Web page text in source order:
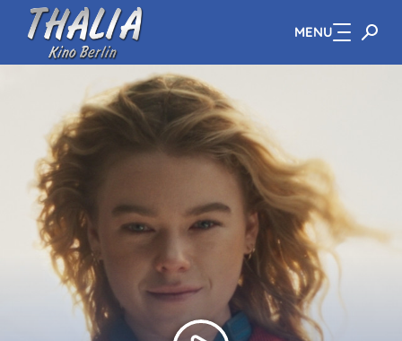
Zum Hauptinhalt springen MENU